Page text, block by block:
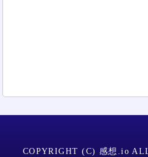
COPYRIGHT (C) 感想.io